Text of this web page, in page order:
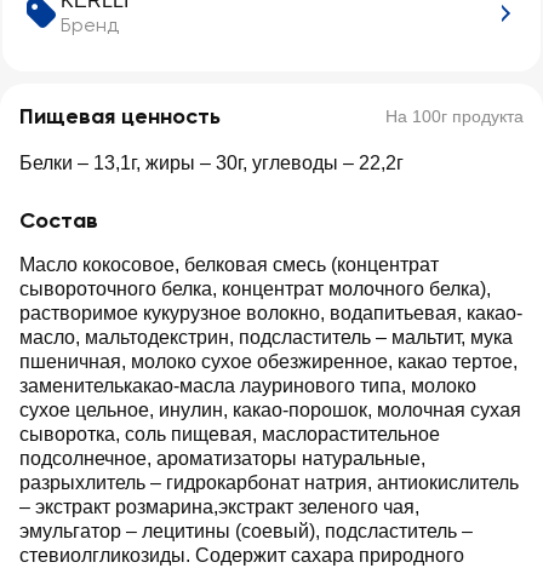
Бренд
Пищевая ценность На 100г продукта
Белки – 13,1г, жиры – 30г, углеводы – 22,2г
Состав
Масло кокосовое, белковая смесь (концентрат
сывороточного белка, концентрат молочного белка),
растворимое кукурузное волокно, водапитьевая, какао-
масло, мальтодекстрин, подсластитель – мальтит, мука
пшеничная, молоко сухое обезжиренное, какао тертое,
заменителькакао-масла лауринового типа, молоко
сухое цельное, инулин, какао-порошок, молочная сухая
сыворотка, соль пищевая, маслорастительное
подсолнечное, ароматизаторы натуральные,
разрыхлитель – гидрокарбонат натрия, антиокислитель
– экстракт розмарина,экстракт зеленого чая,
эмульгатор – лецитины (соевый), подсластитель –
стевиолгликозиды. Содержит сахара природного